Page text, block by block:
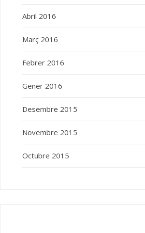
Abril 2016
Març 2016
Febrer 2016
Gener 2016
Desembre 2015
Novembre 2015
Octubre 2015